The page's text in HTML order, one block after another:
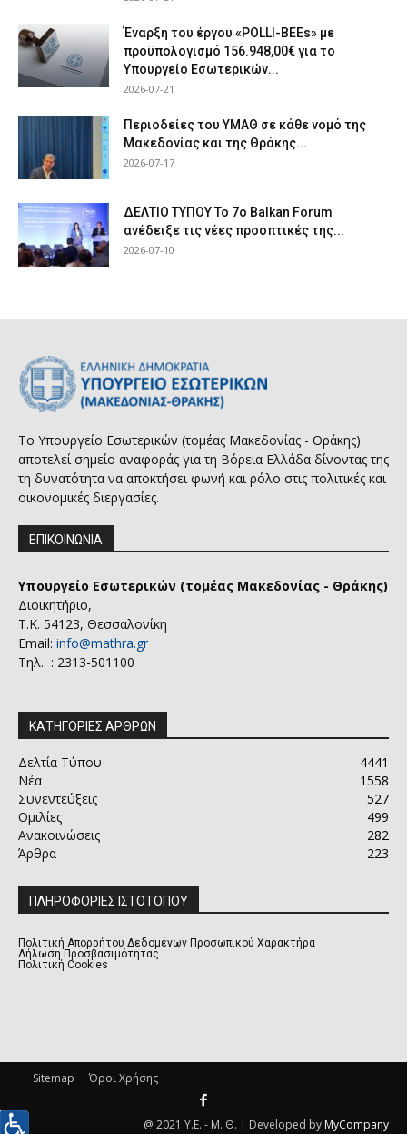
Έναρξη του έργου «POLLI-BEEs» με
προϋπολογισμό 156.948,00€ για το
Υπουργείο Εσωτερικών...
2026-07-21
Περιοδείες του ΥΜΑΘ σε κάθε νομό της
Μακεδονίας και της Θράκης...
2026-07-17
ΔΕΛΤΙΟ ΤΥΠΟΥ Το 7ο Balkan Forum
ανέδειξε τις νέες προοπτικές της...
2026-07-10
Το Υπουργείο Εσωτερικών (τομέας Μακεδονίας - Θράκης)
αποτελεί σημείο αναφοράς για τη Βόρεια Ελλάδα δίνοντας της
τη δυνατότητα να αποκτήσει φωνή και ρόλο στις πολιτικές και
οικονομικές διεργασίες.
ΕΠΙΚΟΙΝΩΝΙΑ
Υπουργείο Εσωτερικών (τομέας Μακεδονίας - Θράκης)
Διοικητήριο,
Τ.Κ. 54123, Θεσσαλονίκη
Email: info@mathra.gr
Τηλ. : 2313-501100
ΚΑΤΗΓΟΡΙΕΣ ΑΡΘΡΩΝ
Δελτία Τύπου
4441
Νέα
1558
Συνεντεύξεις
527
Ομιλίες
499
Ανακοινώσεις
282
Άρθρα
223
ΠΛΗΡΟΦΟΡΙΕΣ ΙΣΤΟΤΟΠΟΥ
Πολιτική Απορρήτου Δεδομένων Προσωπικού Χαρακτήρα
Δήλωση Προσβασιμότητας
Πολιτική Cookies
Sitemap Όροι Χρήσης
@ 2021 Υ.Ε. - Μ. Θ. | Developed by MyCompany